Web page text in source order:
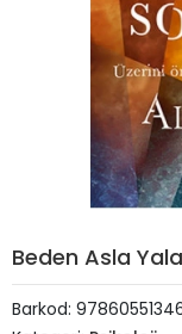
Beden Asla
Barkod: